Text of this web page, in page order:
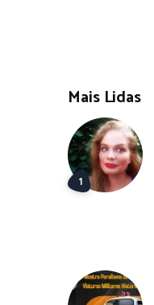
Mais Lidas